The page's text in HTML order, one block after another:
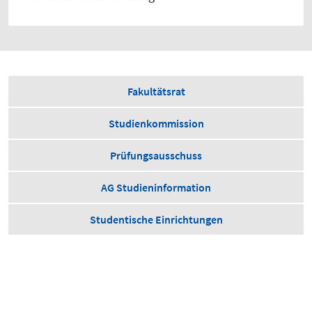
Fakultätsrat
Studienkommission
Prüfungsausschuss
AG Studieninformation
Studentische Einrichtungen